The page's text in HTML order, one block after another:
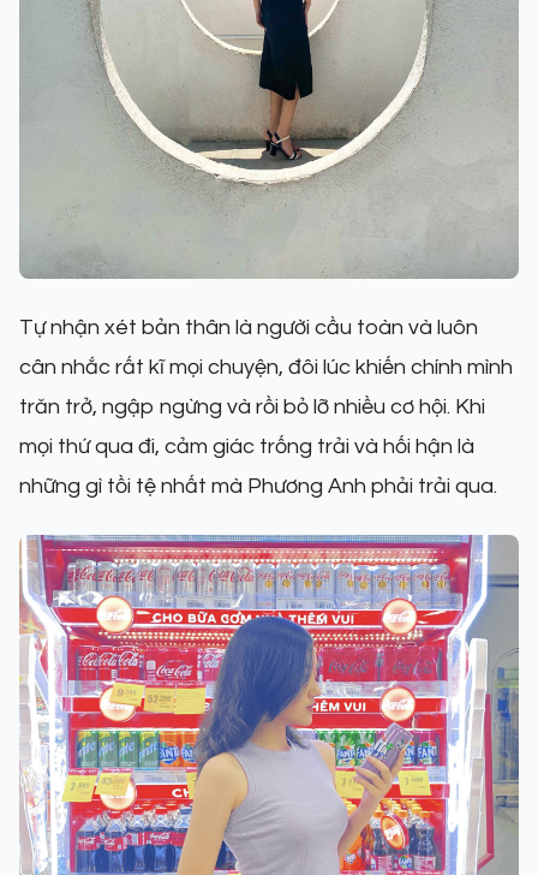
Tự nhận xét bản thân là người cầu toàn và luôn
cân nhắc rất kĩ mọi chuyện, đôi lúc khiến chính mình
trăn trở, ngập ngừng và rồi bỏ lỡ nhiều cơ hội. Khi
mọi thứ qua đi, cảm giác trống trải và hối hận là
những gì tồi tệ nhất mà Phương Anh phải trải qua.